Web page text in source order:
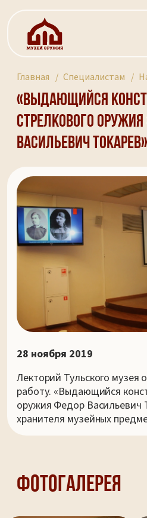
Главная Специалистам
«Выдающийся
стрелкового
Васильевич
28 ноября 2019
Лекторий Тульского
работу. «Выдающийся
оружия Федор Васильевич
хранителя музейных
Фотогалерея